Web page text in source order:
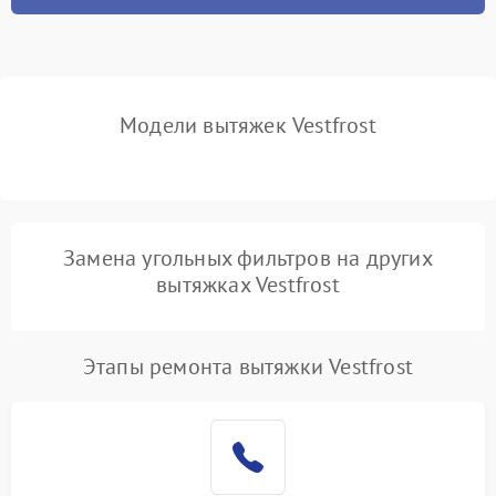
Модели вытяжек Vestfrost
Замена угольных фильтров на других
вытяжках Vestfrost
Этапы ремонта вытяжки Vestfrost